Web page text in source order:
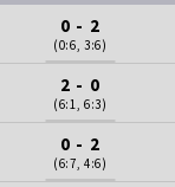
0 - 2
(0:6, 3:6)
2 - 0
(6:1, 6:3)
0 - 2
(6:7, 4:6)